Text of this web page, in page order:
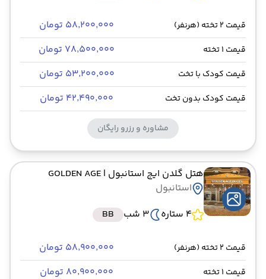
قیمت 2 تخته (هرنفر) ۵۸٬۲۰۰٬۰۰۰ تومان
قیمت 1 تخته ۷۸٬۵۰۰٬۰۰۰ تومان
قیمت کودک با تخت ۵۳٬۲۰۰٬۰۰۰ تومان
قیمت کودک بدون تخت ۴۲٬۴۹۰٬۰۰۰ تومان
مشاوره و رزرو رایگان
هتل گلدن ایج استانبول | GOLDEN AGE
استانبول
4 ستاره
3 شب BB
قیمت 2 تخته (هرنفر) ۵۸٬۹۰۰٬۰۰۰ تومان
قیمت 1 تخته ۸۰٬۹۰۰٬۰۰۰ تومان